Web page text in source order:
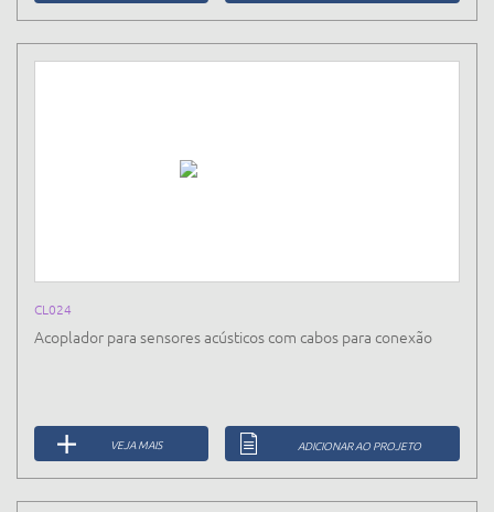
CL024
Acoplador para sensores acústicos com cabos para conexão
VEJA MAIS ADICIONAR AO PROJETO